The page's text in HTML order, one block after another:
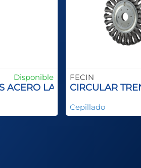
Disponible
ACERO LATONADO
FECIN
CIRCULAR
Cepillado